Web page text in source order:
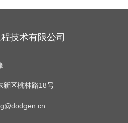
技术有限公司
新区桃林路18号